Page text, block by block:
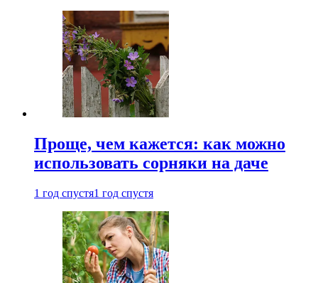
Проще, чем кажется: как можно
использовать сорняки на даче
1 год спустя1 год спустя